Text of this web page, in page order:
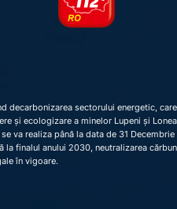
decarbonizarea sectorului energetic,
și ecologizare a minelor Lupeni și
va realiza până la data de 31
finalul anului 2030, neutralizarea
în vigoare.